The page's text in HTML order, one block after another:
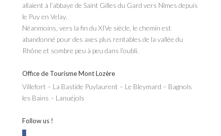
allaient à l’abbaye de Saint Gilles du Gard vers Nîmes depuis
le Puy en Velay.
Néanmoins, vers la fin du XIVe siècle, le chemin est
abandonné pour des axes plus rentables de la vallée du
Rhône et sombre peu à peu dans l’oubli.
Office de Tourisme Mont Lozère
Villefort – La Bastide Puylaurent – Le Bleymard – Bagnols
les Bains – Lanuéjols
Follow us !